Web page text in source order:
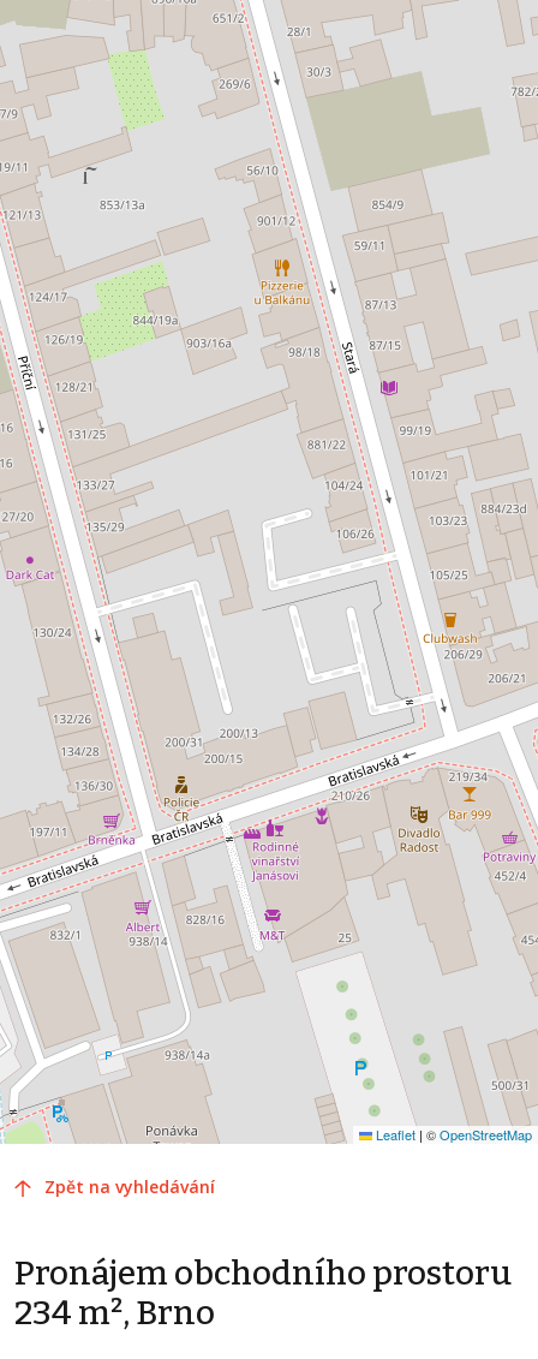
Leaflet | ©OpenStreetMap
Zpět na vyhledávání
Pronájem obchodního prostoru
234 m², Brno